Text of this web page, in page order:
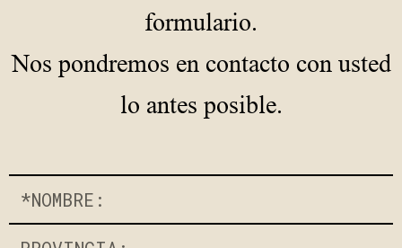
formulario.
Nos pondremos en contacto con usted
lo antes posible.